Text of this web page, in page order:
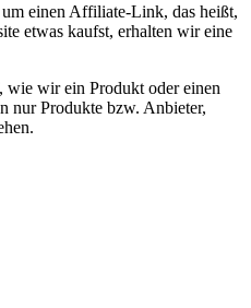
einen Affiliate-Link, das heißt,
etwas kaufst, erhalten wir eine
wie wir ein Produkt oder einen
nur Produkte bzw. Anbieter,